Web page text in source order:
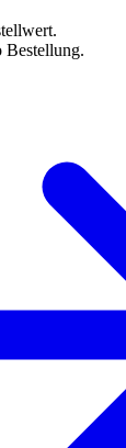
Bestellung.